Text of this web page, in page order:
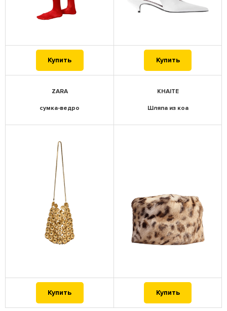
Купить Купить
ZARA
сумка-ведро
KHAITE
Шляпа из коа
Купить Купить